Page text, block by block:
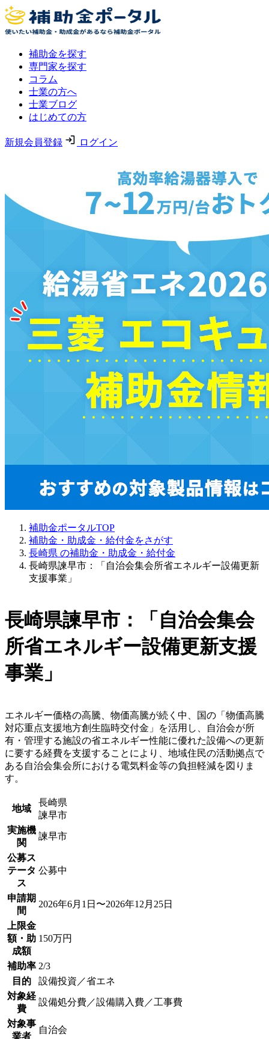
補助金を探す
専門家を探す
コラム
士業の方へ
士業ブログ
はじめての方
新規会員登録 ログイン
補助金ポータルTOP
補助金・助成金・給付金をさがす
長崎県 の補助金・助成金・給付金
長崎県諫早市：「自治会集会所省エネルギー設備更新
支援事業」
長崎県諫早市：「自治会集会
所省エネルギー設備更新支援
事業」
エネルギー価格の高騰、物価高騰が続く中、国の「物価高騰
対応重点支援地方創生臨時交付金」を活用し、自治会が所
有・管理する施設の省エネルギー性能に優れた設備への更新
に要する経費を支援することにより、地域住民の活動拠点で
ある自治会集会所における電気料金等の負担軽減を図りま
す。
地域
長崎県
諫早市
実施機
関
諫早市
公募ス
テータ
ス
公募中
申請期
間
2026年6月1日〜2026年12月25日
上限金
額・助
成額
150万円
補助率 2/3
目的
設備投資／省エネ
対象経
費
設備処分費／設備購入費／工事費
対象事
業者
自治会